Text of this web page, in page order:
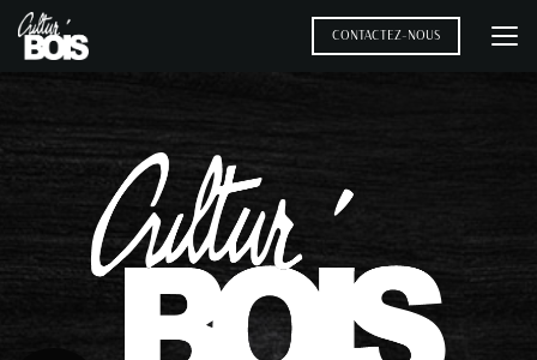
Aller
au
contenu
CONTACTEZ-NOUS